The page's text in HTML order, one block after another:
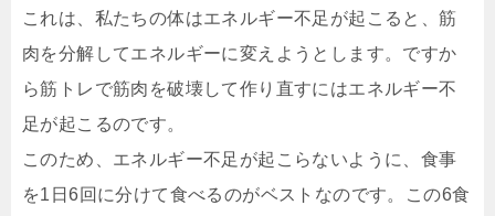
これは、私たちの体はエネルギー不足が起こると、筋
肉を分解してエネルギーに変えようとします。ですか
ら筋トレで筋肉を破壊して作り直すにはエネルギー不
足が起こるのです。
このため、エネルギー不足が起こらないように、食事
を1日6回に分けて食べるのがベストなのです。この6食